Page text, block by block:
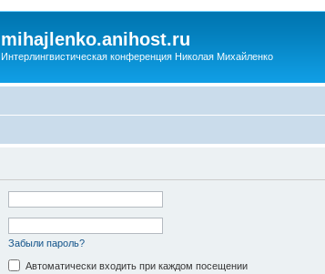
mihajlenko.anihost.ru
Интерлингвистическая конференция Николая Михайленко
Забыли пароль?
Автоматически входить при каждом посещении